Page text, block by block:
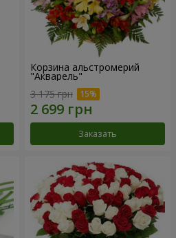
Корзина альстромерий
"Акварель"
3 175 грн
Заказать